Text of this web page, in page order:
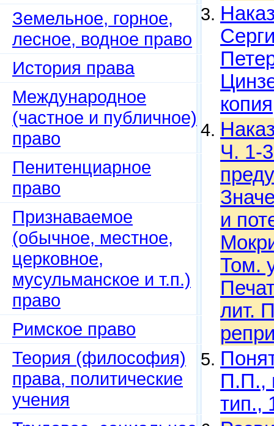
Земельное, горное,
лесное, водное право
История права
Международное
(частное и публичное)
право
Пенитенциарное
право
Признаваемое
(обычное, местное,
церковное,
мусульманское и т.п.)
право
Римское право
Теория (философия)
права, политические
учения
копия
Ч. 1-
и
Том.
лит.
П.П.,
тип.,